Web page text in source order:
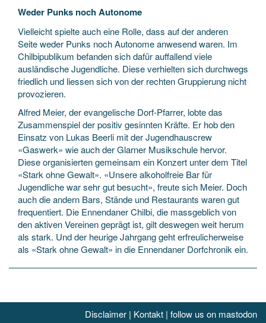
Weder Punks noch Autonome
Vielleicht spielte auch eine Rolle, dass auf der anderen
Seite weder Punks noch Autonome anwesend waren. Im
Chilbipublikum befanden sich dafür auffallend viele
ausländische Jugendliche. Diese verhielten sich durchwegs
friedlich und liessen sich von der rechten Gruppierung nicht
provozieren.
Alfred Meier, der evangelische Dorf-Pfarrer, lobte das
Zusammenspiel der positiv gesinnten Kräfte. Er hob den
Einsatz von Lukas Beerli mit der Jugendhauscrew
«Gaswerk» wie auch der Glarner Musikschule hervor.
Diese organisierten gemeinsam ein Konzert unter dem Titel
«Stark ohne Gewalt». «Unsere alkoholfreie Bar für
Jugendliche war sehr gut besucht», freute sich Meier. Doch
auch die andern Bars, Stände und Restaurants waren gut
frequentiert. Die Ennendaner Chilbi, die massgeblich von
den aktiven Vereinen geprägt ist, gilt deswegen weit herum
als stark. Und der heurige Jahrgang geht erfreulicherweise
als «Stark ohne Gewalt» in die Ennendaner Dorfchronik ein.
Disclaimer | Kontakt | follow us on mastodon